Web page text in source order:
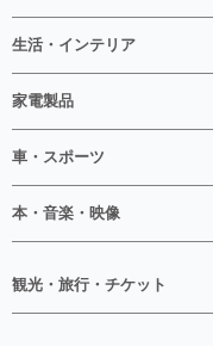
生活・インテリア
家電製品
車・スポーツ
本・音楽・映像
観光・旅行・チケット